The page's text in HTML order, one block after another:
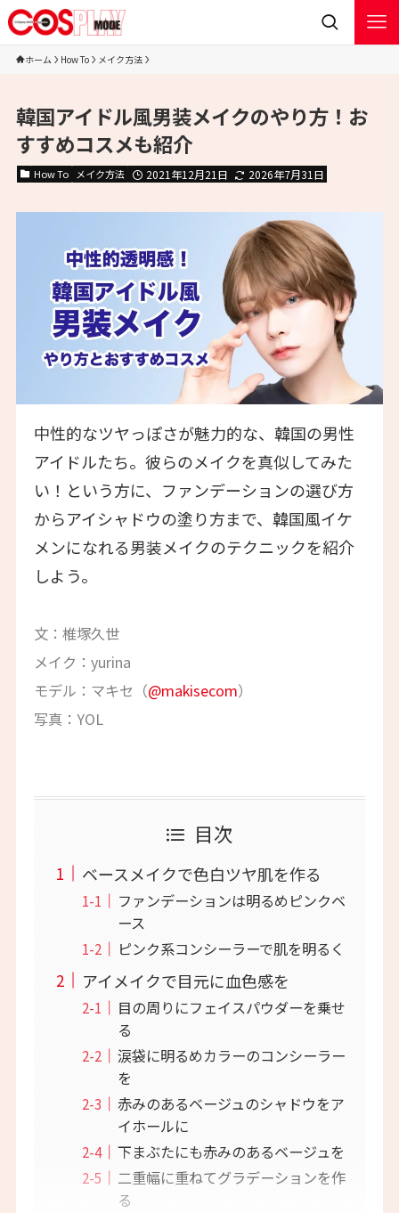
ホーム How To メイク方法
韓国アイドル風男装メイクのやり方！お
すすめコスメも紹介
How To メイク方法 2021年12月21日 2026年7月31日
中性的なツヤっぽさが魅力的な、韓国の男性
アイドルたち。彼らのメイクを真似してみた
い！という方に、ファンデーションの選び方
からアイシャドウの塗り方まで、韓国風イケ
メンになれる男装メイクのテクニックを紹介
しよう。
文：椎塚久世
メイク：yurina
モデル：マキセ（@makisecom）
写真：YOL
目次
ベースメイクで色白ツヤ肌を作る
ファンデーションは明るめピンクベ
ース
ピンク系コンシーラーで肌を明るく
アイメイクで目元に血色感を
目の周りにフェイスパウダーを乗せ
る
涙袋に明るめカラーのコンシーラー
を
赤みのあるベージュのシャドウをア
イホールに
下まぶたにも赤みのあるベージュを
二重幅に重ねてグラデーションを作
る